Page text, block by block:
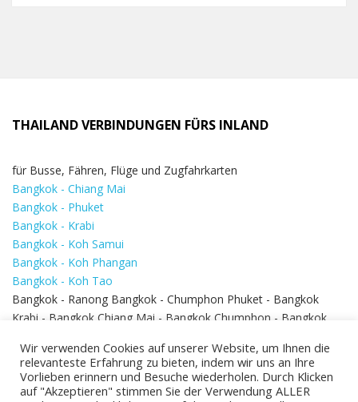
THAILAND VERBINDUNGEN FÜRS INLAND
für Busse, Fähren, Flüge und Zugfahrkarten
Bangkok - Chiang Mai
Bangkok - Phuket
Bangkok - Krabi
Bangkok - Koh Samui
Bangkok - Koh Phangan
Bangkok - Koh Tao
Bangkok - Ranong Bangkok - Chumphon Phuket - Bangkok
Krabi - Bangkok Chiang Mai - Bangkok Chumphon - Bangkok
Bangkok - Hua Hin
Wir verwenden Cookies auf unserer Website, um Ihnen die
relevanteste Erfahrung zu bieten, indem wir uns an Ihre
Vorlieben erinnern und Besuche wiederholen. Durch Klicken
auf "Akzeptieren" stimmen Sie der Verwendung ALLER